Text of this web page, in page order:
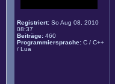
Registriert: So Aug 08, 2010
08:37
Beiträge: 460
Programmiersprache: C / C++
/ Lua